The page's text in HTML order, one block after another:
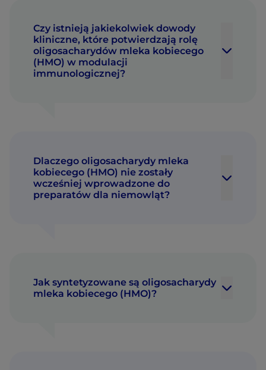
Czy istnieją jakiekolwiek dowody
kliniczne, które potwierdzają rolę
oligosacharydów mleka kobiecego
(HMO) w modulacji
immunologicznej?
Dlaczego oligosacharydy mleka
kobiecego (HMO) nie zostały
wcześniej wprowadzone do
preparatów dla niemowląt?
Jak syntetyzowane są oligosacharydy
mleka kobiecego (HMO)?